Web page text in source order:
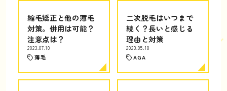
縮毛矯正と他の薄毛
対策。併用は可能？
注意点は？
2023.07.10
薄毛
二次脱毛はいつまで
続く？長いと感じる
理由と対策
2023.05.18
AGA